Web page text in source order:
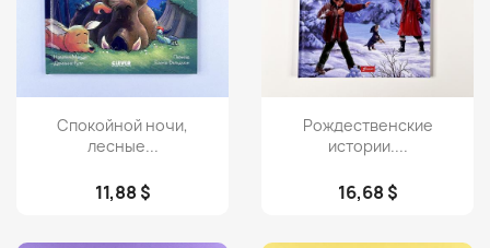
Просмотр
Спокойной ночи,
лесные...
11,88 $
Просмотр
Рождественские
истории....
16,68 $